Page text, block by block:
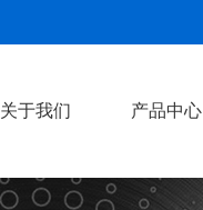
关于我们 产品中心